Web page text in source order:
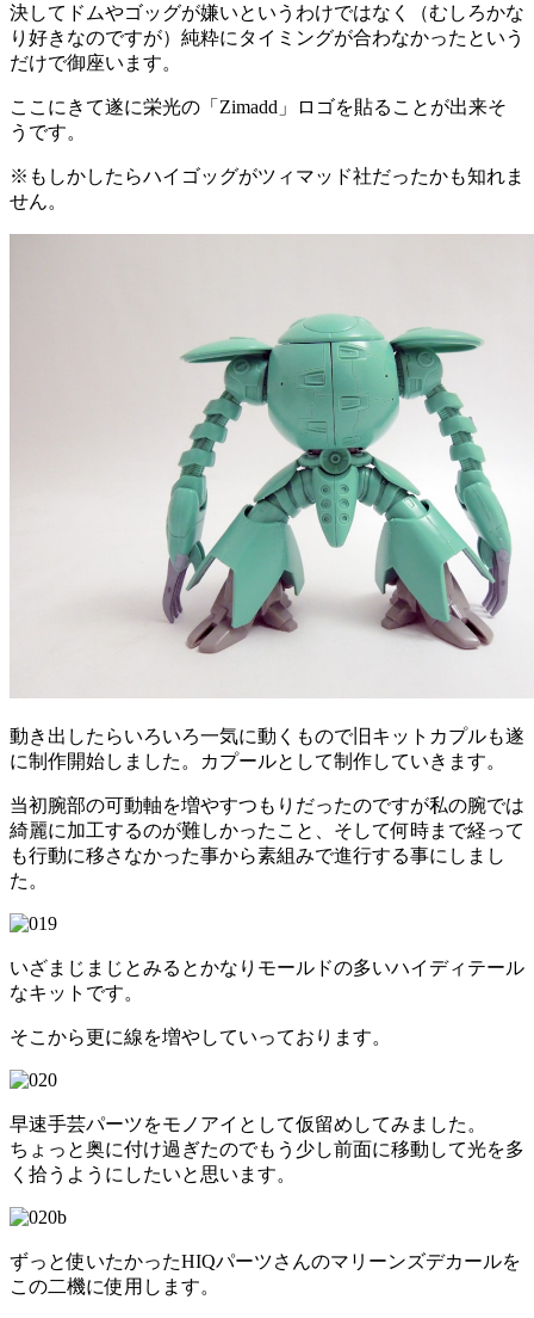
決してドムやゴッグが嫌いというわけではなく（むしろかな
り好きなのですが）純粋にタイミングが合わなかったという
だけで御座います。
ここにきて遂に栄光の「Zimadd」ロゴを貼ることが出来そ
うです。
※もしかしたらハイゴッグがツィマッド社だったかも知れま
せん。
動き出したらいろいろ一気に動くもので旧キットカプルも遂
に制作開始しました。カプールとして制作していきます。
当初腕部の可動軸を増やすつもりだったのですが私の腕では
綺麗に加工するのが難しかったこと、そして何時まで経って
も行動に移さなかった事から素組みで進行する事にしまし
た。
いざまじまじとみるとかなりモールドの多いハイディテール
なキットです。
そこから更に線を増やしていっております。
早速手芸パーツをモノアイとして仮留めしてみました。
ちょっと奥に付け過ぎたのでもう少し前面に移動して光を多
く拾うようにしたいと思います。
ずっと使いたかったHIQパーツさんのマリーンズデカールを
この二機に使用します。